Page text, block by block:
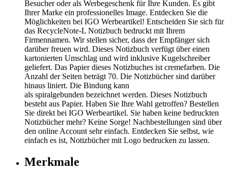
Besucher oder als Werbegeschenk für Ihre Kunden. Es gibt
Ihrer Marke ein professionelles Image. Entdecken Sie die
Möglichkeiten bei IGO Werbeartikel! Entscheiden Sie sich für
das RecycleNote-L Notizbuch bedruckt mit Ihrem
Firmennamen. Wir stellen sicher, dass der Empfänger sich
darüber freuen wird. Dieses Notizbuch verfügt über einen
kartonierten Umschlag und wird inklusive Kugelschreiber
geliefert. Das Papier dieses Notizbuches ist cremefarben. Die
Anzahl der Seiten beträgt 70. Die Notizbücher sind darüber
hinaus liniert. Die Bindung kann
als spiralgebunden bezeichnet werden. Dieses Notizbuch
besteht aus Papier. Haben Sie Ihre Wahl getroffen? Bestellen
Sie direkt bei IGO Werbeartikel. Sie haben keine bedruckten
Notizbücher mehr? Keine Sorge! Nachbestellungen sind über
den online Account sehr einfach. Entdecken Sie selbst, wie
einfach es ist, Notizbücher mit Logo bedrucken zu lassen.
Merkmale